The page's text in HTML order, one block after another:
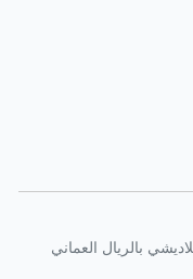
بالريال العماني